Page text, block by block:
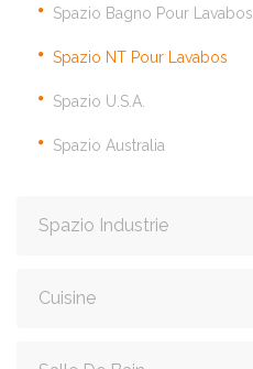
Spazio Bagno Pour Lavabos
Spazio NT Pour Lavabos
Spazio U.S.A.
Spazio Australia
Spazio Industrie
Cuisine